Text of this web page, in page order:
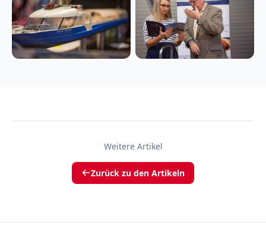
Weitere Artikel
Zurück zu den Artikeln